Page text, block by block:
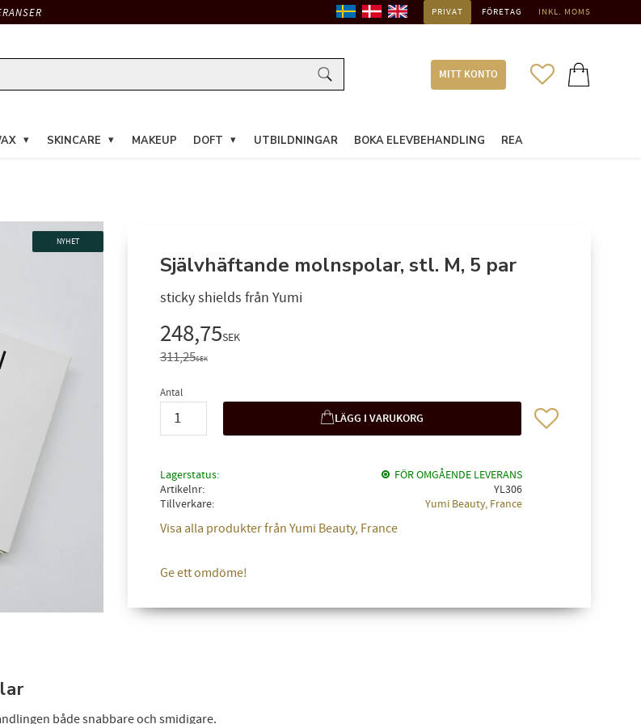
PRIVAT FÖRETAG INKL. MOMS
MITT KONTO FAVORITER
KUNDVAGN
SKINCARE MAKEUP DOFT UTBILDNINGAR BOKA ELEVBEHANDLING REA
NYHET
Självhäftande molnspolar, stl. M, 5 par
sticky shields från Yumi
Nedsatt pris:
248,75SEK
Ordinarie pris:
311,25SEK
Antal
Lägg till i favoriter
Lagerstatus
FÖR OMGÅENDE LEVERANS
Artikelnr
YL306
Tillverkare
Yumi Beauty, France
Visa alla produkter från Yumi Beauty, France
Ge ett omdöme!
både snabbare och smidigare.